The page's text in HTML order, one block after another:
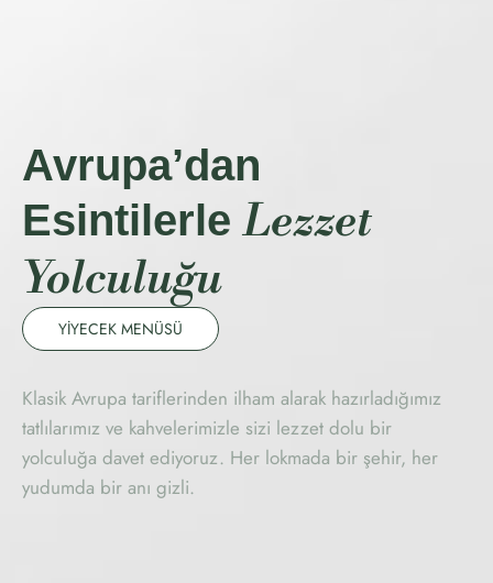
Klasik Avrupa tariflerinden ilham alarak hazırladığımız
tatlılarımız ve kahvelerimizle sizi lezzet dolu bir
yolculuğa davet ediyoruz. Her lokmada bir şehir, her
yudumda bir anı gizli.
Avrupa’dan
EsintilerleLezzet
Yolculuğu
YİYECEK MENÜSÜ